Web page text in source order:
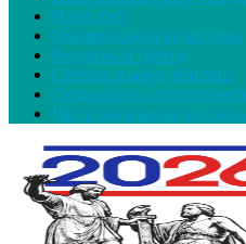
Профсоюз
Рекомендации родителям
Ресурсный Центр
Сетевое взаимодействие
Социально-
Часто задаваемые